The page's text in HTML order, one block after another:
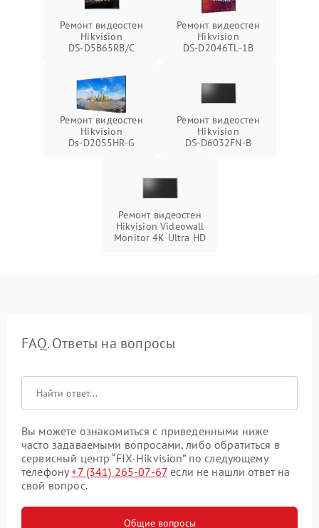
Ремонт видеостен
Hikvision
DS‑D5B65RB/C
Ремонт видеостен
Hikvision
DS‑D2046TL‑1B
Ремонт видеостен
Hikvision
Ds‑D2055HR‑G
Ремонт видеостен
Hikvision
DS‑D6032FN‑B
Ремонт видеостен
Hikvision Videowall
Monitor 4K Ultra HD
FAQ. Ответы на вопросы
Вы можете ознакомиться с приведенными ниже
часто задаваемыми вопросами, либо обратиться в
сервисный центр “FIX-Hikvision” по следующему
телефону+7 (341) 265-07-67 если не нашли ответ на
свой вопрос.
Общие вопросы